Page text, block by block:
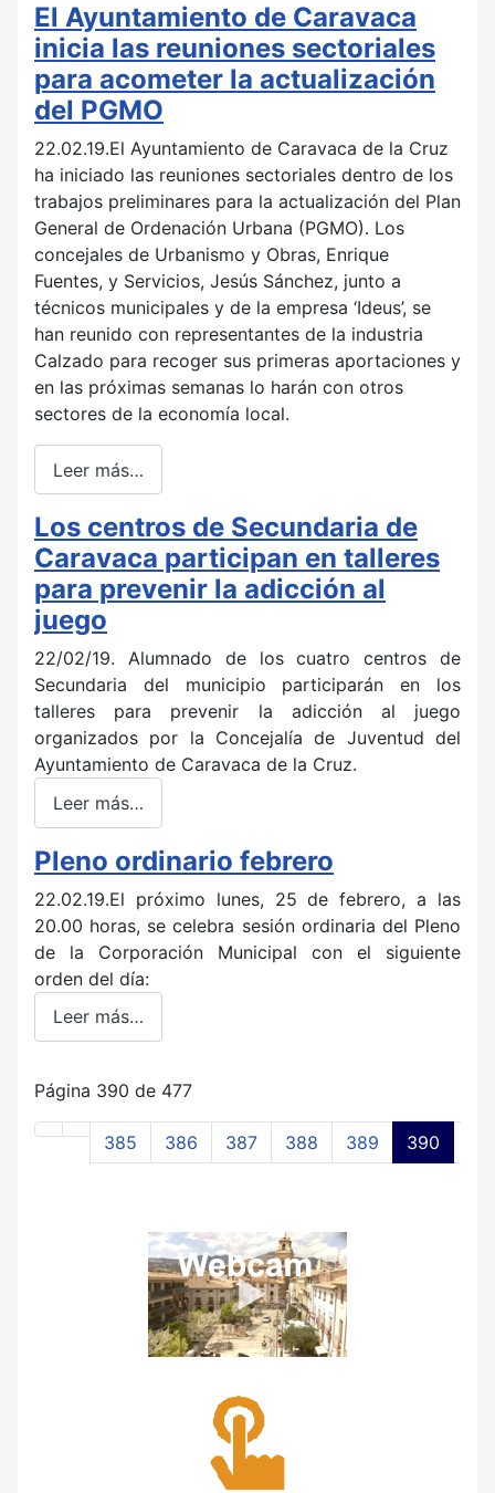
El Ayuntamiento de Caravaca
inicia las reuniones sectoriales
para acometer la actualización
del PGMO
22.02.19.El Ayuntamiento de Caravaca de la Cruz
ha iniciado las reuniones sectoriales dentro de los
trabajos preliminares para la actualización del Plan
General de Ordenación Urbana (PGMO). Los
concejales de Urbanismo y Obras, Enrique
Fuentes, y Servicios, Jesús Sánchez, junto a
técnicos municipales y de la empresa ‘Ideus’, se
han reunido con representantes de la industria
Calzado para recoger sus primeras aportaciones y
en las próximas semanas lo harán con otros
sectores de la economía local.
Leer más…
Los centros de Secundaria de
Caravaca participan en talleres
para prevenir la adicción al
juego
22/02/19. Alumnado de los cuatro centros de
Secundaria del municipio participarán en los
talleres para prevenir la adicción al juego
organizados por la Concejalía de Juventud del
Ayuntamiento de Caravaca de la Cruz.
Leer más…
Pleno ordinario febrero
22.02.19.El próximo lunes, 25 de febrero, a las
20.00 horas, se celebra sesión ordinaria del Pleno
de la Corporación Municipal con el siguiente
orden del día:
Leer más…
Página 390 de 477
385 386 387 388 389 390